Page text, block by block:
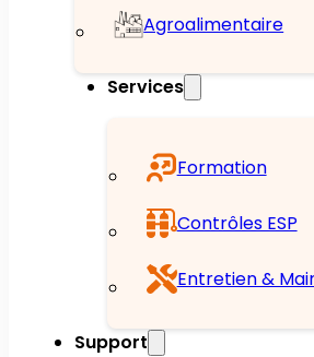
Agroalimentaire
Services
Formation
Contrôles ESP
Entretien &
Support